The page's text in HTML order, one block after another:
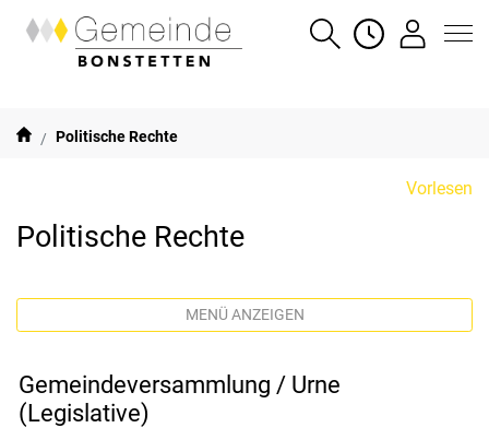
Gemeinde Bonstetten
Politische Rechte(ausgewählt)
Vorlesen
Politische Rechte
MENÜ ANZEIGEN
Gemeindeversammlung / Urne
(Legislative)